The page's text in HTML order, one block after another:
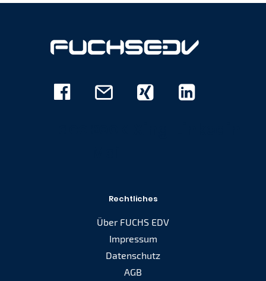
Rechtliches
Über FUCHS EDV
Impressum
Datenschutz
AGB